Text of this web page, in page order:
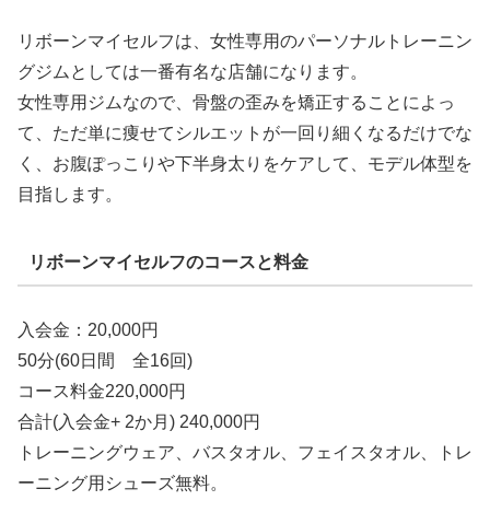
リボーンマイセルフは、女性専用のパーソナルトレーニン
グジムとしては一番有名な店舗になります。
女性専用ジムなので、骨盤の歪みを矯正することによっ
て、ただ単に痩せてシルエットが一回り細くなるだけでな
く、お腹ぽっこりや下半身太りをケアして、モデル体型を
目指します。
リボーンマイセルフのコースと料金
入会金：20,000円
50分(60日間 全16回)
コース料金220,000円
合計(入会金+ 2か月) 240,000円
トレーニングウェア、バスタオル、フェイスタオル、トレ
ーニング用シューズ無料。